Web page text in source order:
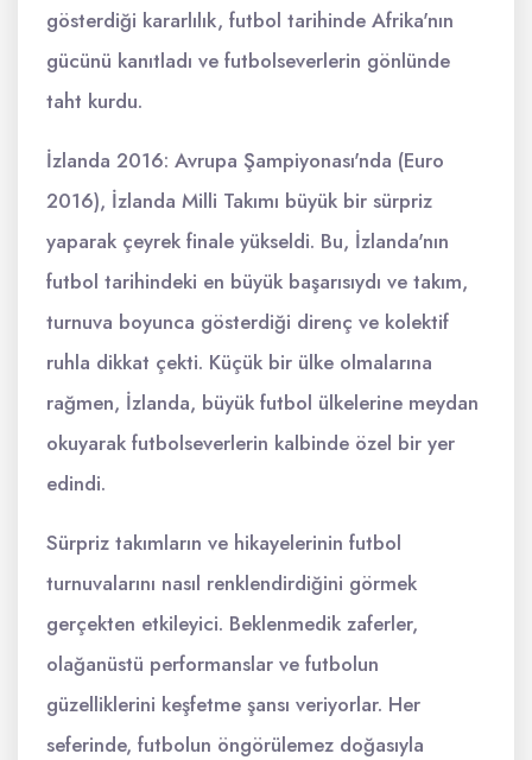
gösterdiği kararlılık, futbol tarihinde Afrika'nın
gücünü kanıtladı ve futbolseverlerin gönlünde
taht kurdu.
İzlanda 2016: Avrupa Şampiyonası'nda (Euro
2016), İzlanda Milli Takımı büyük bir sürpriz
yaparak çeyrek finale yükseldi. Bu, İzlanda'nın
futbol tarihindeki en büyük başarısıydı ve takım,
turnuva boyunca gösterdiği direnç ve kolektif
ruhla dikkat çekti. Küçük bir ülke olmalarına
rağmen, İzlanda, büyük futbol ülkelerine meydan
okuyarak futbolseverlerin kalbinde özel bir yer
edindi.
Sürpriz takımların ve hikayelerinin futbol
turnuvalarını nasıl renklendirdiğini görmek
gerçekten etkileyici. Beklenmedik zaferler,
olağanüstü performanslar ve futbolun
güzelliklerini keşfetme şansı veriyorlar. Her
seferinde, futbolun öngörülemez doğasıyla